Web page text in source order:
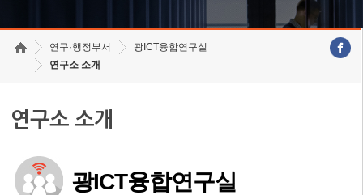
연구·행정부서
광ICT융합연구실
연구소 소개
연구소 소개
광ICT융합연구실